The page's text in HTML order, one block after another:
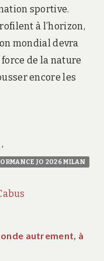
sportive.
à l’horizon,
mondial devra
de la nature
encore les
,
JO 2026 MILAN
autrement, à